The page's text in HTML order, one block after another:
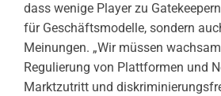
dass wenige Player zu
für Geschäftsmodelle, sondern
Meinungen. „Wir müssen
Regulierung von Plattformen und
Marktzutritt und